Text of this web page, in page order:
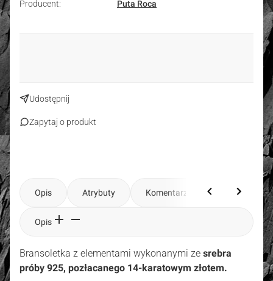
Producent:
Puta Roca
Udostępnij
Zapytaj o produkt
Opis Atrybuty Komentarze
Opis
Bransoletka z elementami wykonanymi ze srebra
próby 925, pozłacanego 14-karatowym złotem.